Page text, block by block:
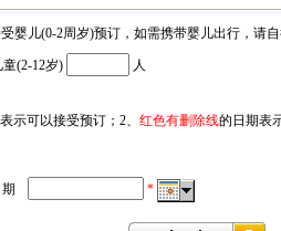
婴儿(0-2周岁)预订，如需携带婴儿出行，请
12岁) 人
示可以接受预订；2、 红色有删除线的日期表
*